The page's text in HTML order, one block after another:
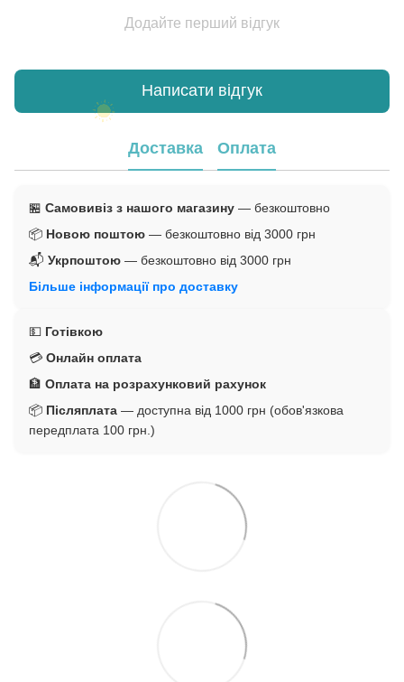
Додайте перший відгук
Написати відгук
Доставка Оплата
🏪 Самовивіз з нашого магазину — безкоштовно
📦 Новою поштою — безкоштовно від 3000 грн
📬 Укрпоштою — безкоштовно від 3000 грн
Більше інформації про доставку
💵 Готівкою
💳 Онлайн оплата
🏦 Оплата на розрахунковий рахунок
📦 Післяплата — доступна від 1000 грн (обов'язкова
передплата 100 грн.)